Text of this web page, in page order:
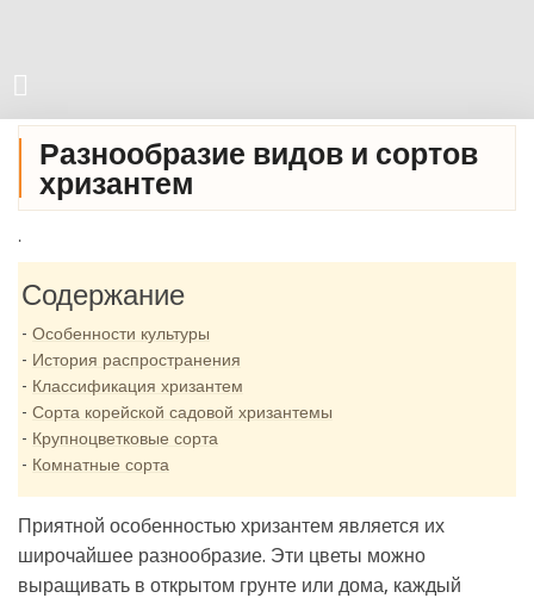
Разнообразие видов и сортов
хризантем
.
Содержание
Особенности культуры
История распространения
Классификация хризантем
Сорта корейской садовой хризантемы
Крупноцветковые сорта
Комнатные сорта
Приятной особенностью хризантем является их
широчайшее разнообразие. Эти цветы можно
выращивать в открытом грунте или дома, каждый